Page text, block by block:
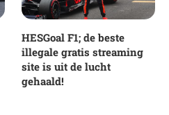
HESGoal F1; de beste
illegale gratis streaming
site is uit de lucht
gehaald!